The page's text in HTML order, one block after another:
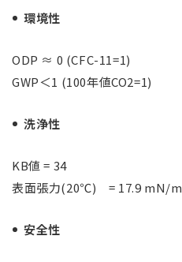
環境性
ODP ≈ 0 (CFC-11=1)
GWP＜1 (100年値CO2=1)
洗浄性
KB値 = 34
表面張力(20℃) = 17.9 mN/m
安全性